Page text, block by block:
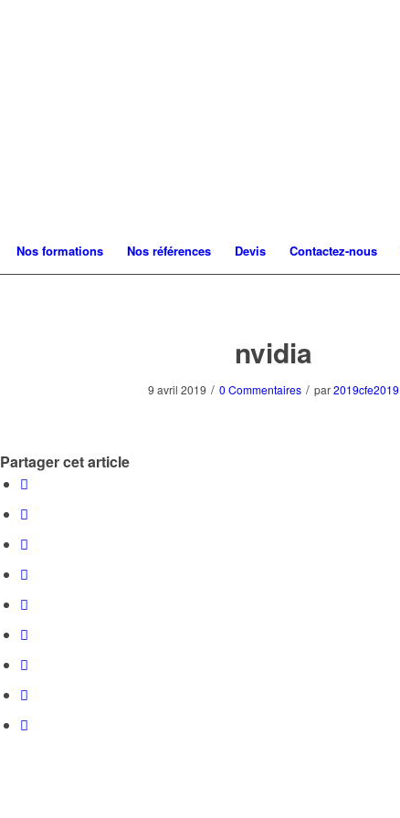
Nos formations Nos références Devis Contactez-nous
nvidia
9 avril 2019 / 0 Commentaires / par2019cfe2019
Partager cet article